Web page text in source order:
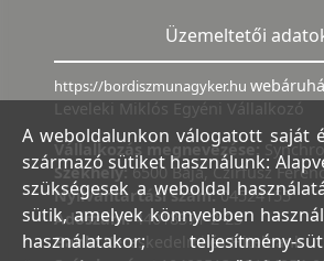
Üzemeltetői
https://bordiszmunagyker.hu
Leveleki Miklós Egyéni Vállalkozó
Vállalkozás megnevezése:
Székhely:6500 Baja, Czirfusz
Nyilvántartási szám:04524155
Adószám:44018371-2-23
Bank:Kereskedelmi és Hitelbank
A weboldalunkon válogatott saját
származó sütiket használunk:
szükségesek a weboldal
sütik, amelyek könnyebben
használatakor; teljesítmény-